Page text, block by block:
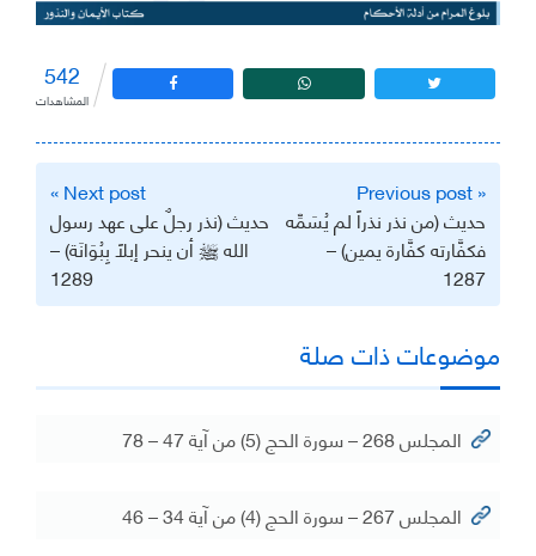
542
المشاهدات
المقالات
« Previous post
حديث (من نذر نذراً لم يُسَمِّه
فكفَّارته كفَّارة يمين) –
1287
Next post »
حديث (نذر رجلٌ على عهد رسول
الله ﷺ أن ينحر إبلاً بِبُوَانَة) –
1289
موضوعات ذات صلة
المجلس 268 – سورة الحج (5) من آية 47 – 78
المجلس 267 – سورة الحج (4) من آية 34 – 46